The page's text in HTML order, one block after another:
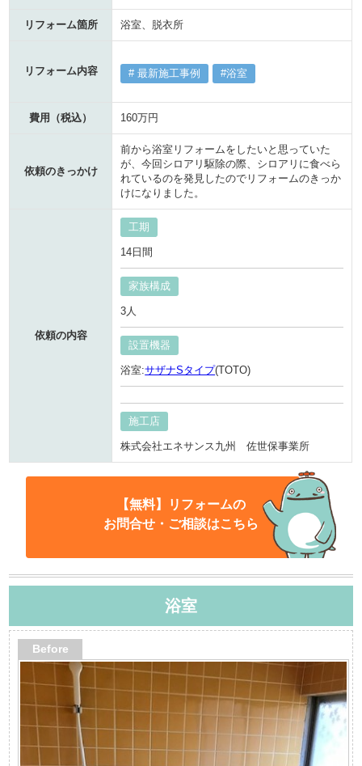
リフォーム箇所 浴室、脱衣所
リフォーム内容 最新施工事例 浴室
費用（税込） 160万円
依頼のきっかけ
前から浴室リフォームをしたいと思っていた
が、今回シロアリ駆除の際、シロアリに食べら
れているのを発見したのでリフォームのきっか
けになりました。
依頼の内容
工期
14日間
家族構成
3人
設置機器
浴室:サザナSタイプ(TOTO)
施工店
株式会社エネサンス九州 佐世保事業所
【無料】リフォームの
お問合せ・ご相談はこちら
浴室
Before